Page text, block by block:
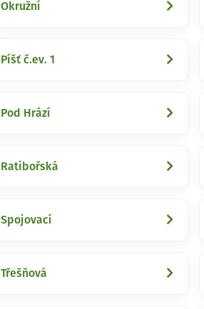
Okružní
Píšť č.ev. 1
Pod Hrází
Ratibořská
Spojovací
Třešňová